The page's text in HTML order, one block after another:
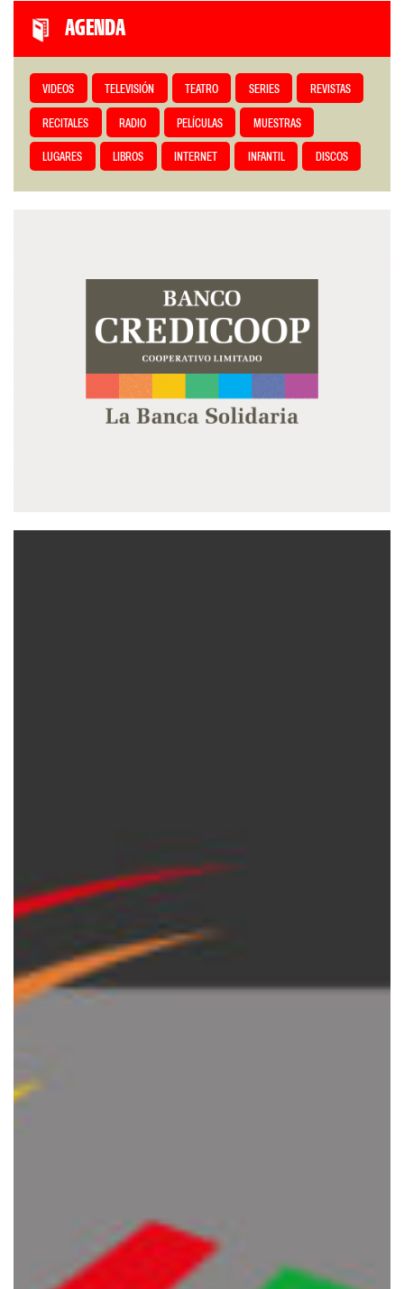
AGENDA
VIDEOS TELEVISIÓN TEATRO SERIES REVISTAS
RECITALES RADIO PELÍCULAS MUESTRAS
LUGARES LIBROS INTERNET INFANTIL DISCOS